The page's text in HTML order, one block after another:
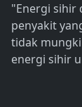
"Energi sihir
penyakit
tidak
energi sihir